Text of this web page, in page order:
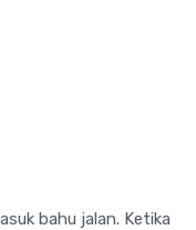
bahu jalan. Ketika